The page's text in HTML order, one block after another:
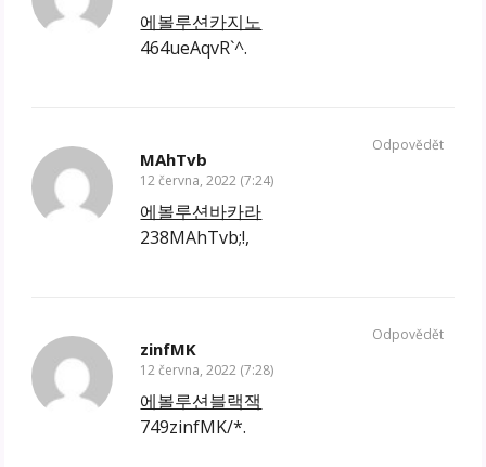
에볼루션카지노
464ueAqvR`^.
MAhTvb
12 června, 2022 (7:24)
에볼루션바카라
238MAhTvb;!,
Odpovědět
zinfMK
12 června, 2022 (7:28)
에볼루션블랙잭
749zinfMK/*.
Odpovědět